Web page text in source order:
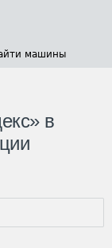
машины
в